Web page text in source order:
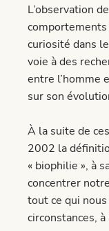
L’observation
comportements
curiosité dans
voie à des
entre l’homme
sur son
À la suite de
2002 la
« biophilie », à
concentrer
tout ce qui
circonstances,